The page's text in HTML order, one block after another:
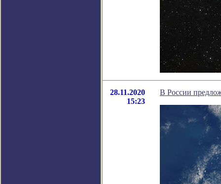
28.11.2020
15:23
В России